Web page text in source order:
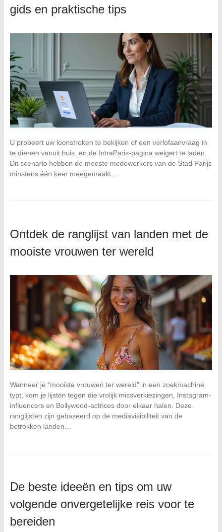
gids en praktische tips
U probeert uw loonstroken te bekijken of een verlofaanvraag in
te dienen vanuit huis, en de IntraParis-pagina weigert te laden.
Dit scenario hebben de meeste medewerkers van de Stad Parijs
minstens één keer meegemaakt.…
Ontdek de ranglijst van landen met de
mooiste vrouwen ter wereld
Wanneer je “mooiste vrouwen ter wereld” in een zoekmachine
typt, kom je lijsten tegen die vrolijk missverkiezingen, Instagram-
influencers en Bollywood-actrices door elkaar halen. Deze
ranglijsten zijn gebaseerd op de mediavisibiliteit van de
betrokken landen…
De beste ideeën en tips om uw
volgende onvergetelijke reis voor te
bereiden